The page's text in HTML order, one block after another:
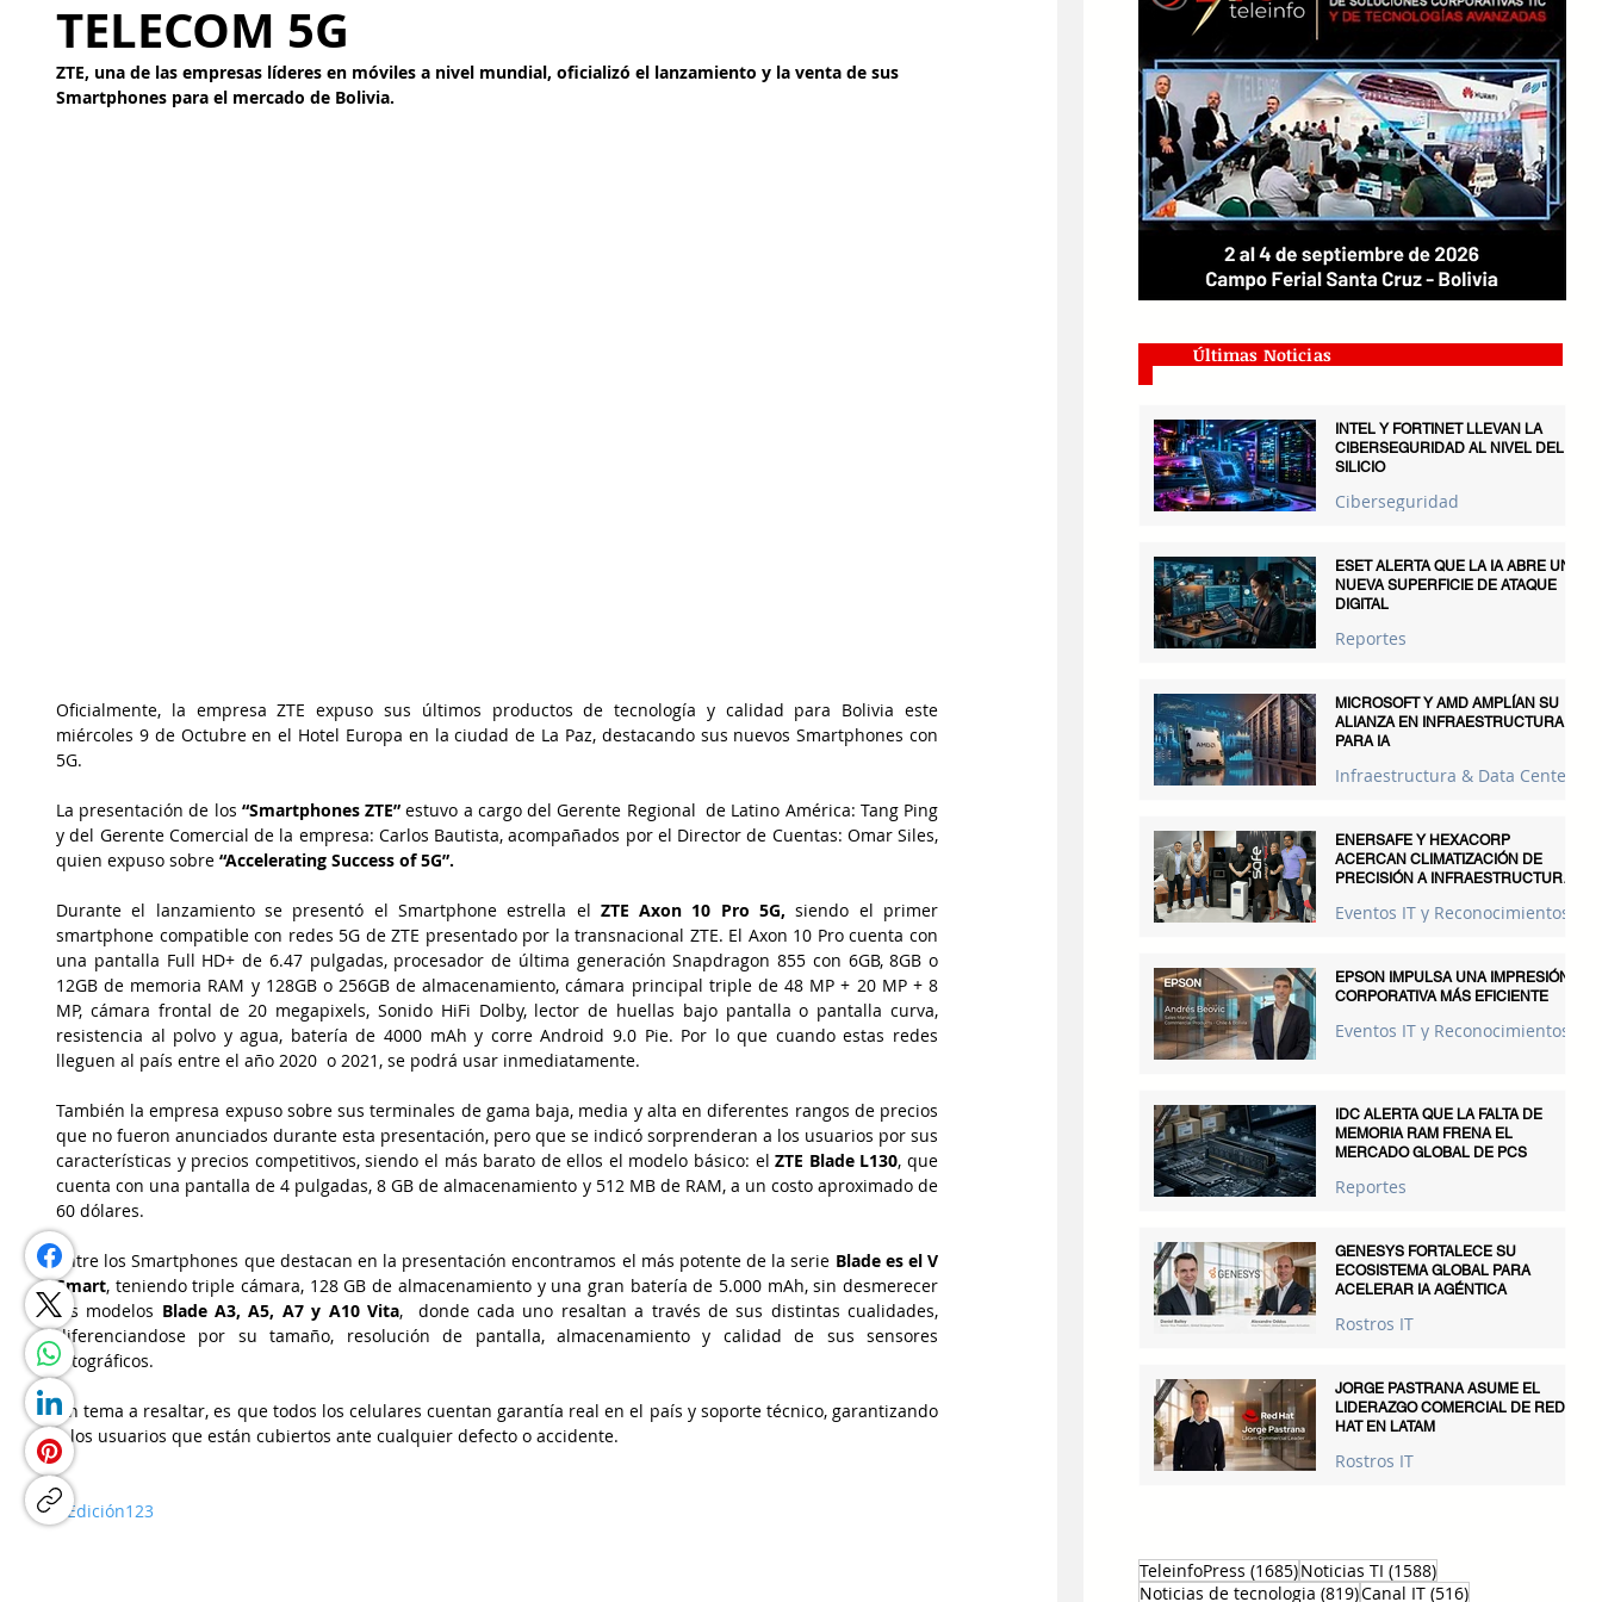
TELECOM 5G
ZTE, una de las empresas líderes en móviles a nivel mundial, oficializó el lanzamiento y la venta de sus
Smartphones para el mercado de Bolivia.
Oficialmente, la empresa ZTE expuso sus últimos productos de tecnología y calidad para Bolivia este
miércoles 9 de Octubre en el Hotel Europa en la ciudad de La Paz, destacando sus nuevos Smartphones con
5G.
La presentación de los “Smartphones ZTE” estuvo a cargo del Gerente Regional  de Latino América: Tang Ping
y del Gerente Comercial de la empresa: Carlos Bautista, acompañados por el Director de Cuentas: Omar Siles,
quien expuso sobre “Accelerating Success of 5G”.
Durante el lanzamiento se presentó el Smartphone estrella el ZTE Axon 10 Pro 5G, siendo el primer
smartphone compatible con redes 5G de ZTE presentado por la transnacional ZTE. El Axon 10 Pro cuenta con
una pantalla Full HD+ de 6.47 pulgadas, procesador de última generación Snapdragon 855 con 6GB, 8GB o
12GB de memoria RAM y 128GB o 256GB de almacenamiento, cámara principal triple de 48 MP + 20 MP + 8
MP, cámara frontal de 20 megapixels, Sonido HiFi Dolby, lector de huellas bajo pantalla o pantalla curva,
resistencia al polvo y agua, batería de 4000 mAh y corre Android 9.0 Pie. Por lo que cuando estas redes
lleguen al país entre el año 2020  o 2021, se podrá usar inmediatamente.
También la empresa expuso sobre sus terminales de gama baja, media y alta en diferentes rangos de precios
que no fueron anunciados durante esta presentación, pero que se indicó sorprenderan a los usuarios por sus
características y precios competitivos, siendo el más barato de ellos el modelo básico: el ZTE Blade L130, que
cuenta con una pantalla de 4 pulgadas, 8 GB de almacenamiento y 512 MB de RAM, a un costo aproximado de
60 dólares.
Entre los Smartphones que destacan en la presentación encontramos el más potente de la serie Blade es el V
Smart, teniendo triple cámara, 128 GB de almacenamiento y una gran batería de 5.000 mAh, sin desmerecer
los modelos Blade A3, A5, A7 y A10 Vita,  donde cada uno resaltan a través de sus distintas cualidades,
diferenciandose por su tamaño, resolución de pantalla, almacenamiento y calidad de sus sensores
fotográficos.
Un tema a resaltar, es que todos los celulares cuentan garantía real en el país y soporte técnico, garantizando
a los usuarios que están cubiertos ante cualquier defecto o accidente.
#Edición123
Últimas Noticias
INTEL Y FORTINET LLEVAN LA
CIBERSEGURIDAD AL NIVEL DEL
SILICIO
Ciberseguridad
ESET ALERTA QUE LA IA ABRE UNA
NUEVA SUPERFICIE DE ATAQUE
DIGITAL
Reportes
MICROSOFT Y AMD AMPLÍAN SU
ALIANZA EN INFRAESTRUCTURA
PARA IA
Infraestructura & Data Centers
ENERSAFE Y HEXACORP
ACERCAN CLIMATIZACIÓN DE
PRECISIÓN A INFRAESTRUCTURAS
Eventos IT y Reconocimientos
EPSON IMPULSA UNA IMPRESIÓN
CORPORATIVA MÁS EFICIENTE
Eventos IT y Reconocimientos
IDC ALERTA QUE LA FALTA DE
MEMORIA RAM FRENA EL
MERCADO GLOBAL DE PCS
Reportes
GENESYS FORTALECE SU
ECOSISTEMA GLOBAL PARA
ACELERAR IA AGÉNTICA
Rostros IT
JORGE PASTRANA ASUME EL
LIDERAZGO COMERCIAL DE RED
HAT EN LATAM
Rostros IT
TeleinfoPress (1685)1685 entradas
Noticias TI (1588)1588 entradas
Noticias de tecnologia (819)819 entradas
Canal IT (516)516 entradas